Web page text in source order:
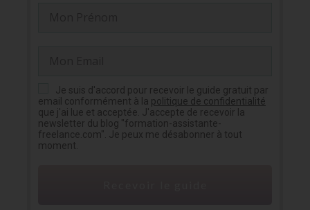
Je suis d'accord pour recevoir le guide gratuit par
email conformément à la politique de confidentialité
que j'ai lue et acceptée. J'accepte de recevoir la
newsletter du blog "formation-assistante-
freelance.com". Je peux me désabonner à tout
moment.